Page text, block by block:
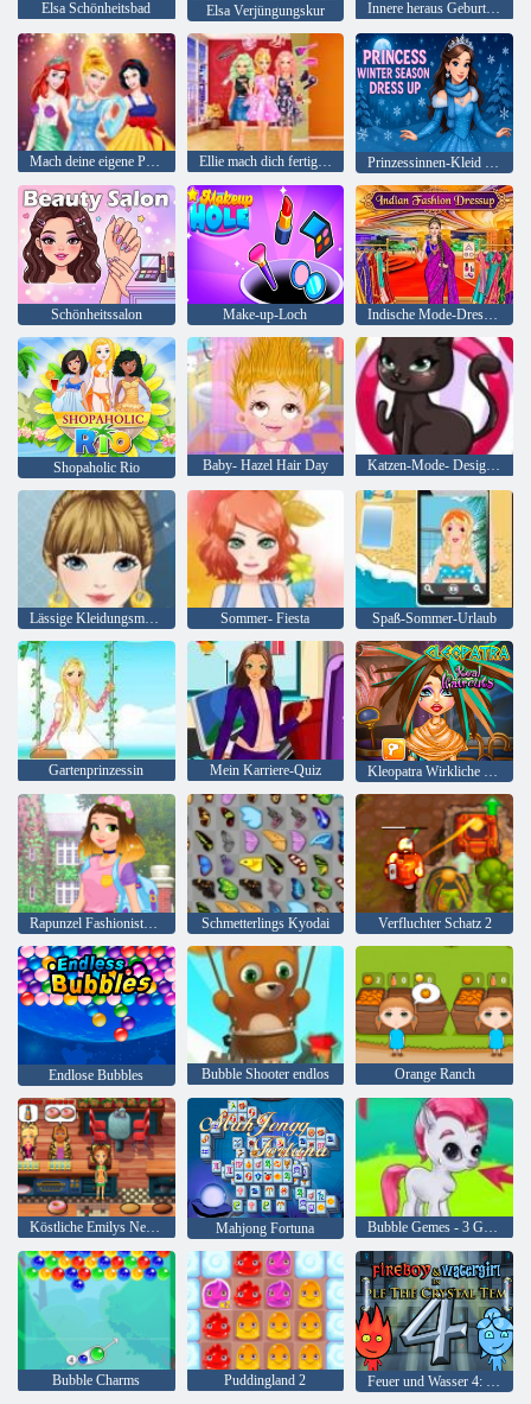
Elsa Schönheitsbad Elsa Verjüngungskur Innere heraus Geburtstagsfeier
Mach deine eigene Prinzessin Ellie mach dich fertig mit mir 2 Prinzessinnen-Kleid für die Wintersaison
Schönheitssalon Make-up-Loch Indische Mode-Dressup
Shopaholic Rio Baby- Hazel Hair Day Katzen-Mode- Designer
Lässige Kleidungsmode Sommer- Fiesta Spaß-Sommer-Urlaub
Gartenprinzessin Mein Karriere-Quiz Kleopatra Wirkliche Haarschnitte
Schmetterlings Kyodai Verfluchter Schatz 2
Endlose Bubbles Bubble Shooter endlos Orange Ranch
Köstliche Emilys New Beginning Mahjong Fortuna Bubble Gemes - 3 Gewinnt
Bubble Charms Puddingland 2
Feuer und Wasser 4: Kristalltempel